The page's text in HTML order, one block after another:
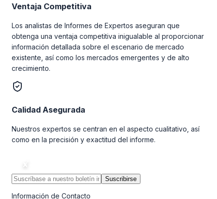
Ventaja Competitiva
Los analistas de Informes de Expertos aseguran que
obtenga una ventaja competitiva inigualable al proporcionar
información detallada sobre el escenario de mercado
existente, así como los mercados emergentes y de alto
crecimiento.
Calidad Asegurada
Nuestros expertos se centran en el aspecto cualitativo, así
como en la precisión y exactitud del informe.
Suscribirse
Información de Contacto